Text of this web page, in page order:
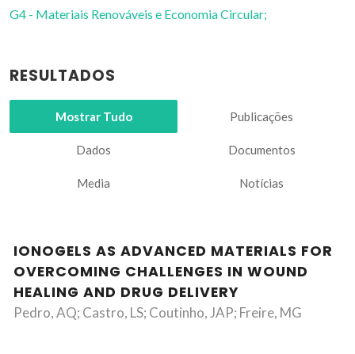
G4 - Materiais Renováveis e Economia Circular;
RESULTADOS
Mostrar Tudo Publicações
Dados Documentos
Media Notícias
IONOGELS AS ADVANCED MATERIALS FOR
OVERCOMING CHALLENGES IN WOUND
HEALING AND DRUG DELIVERY
Pedro, AQ; Castro, LS; Coutinho, JAP; Freire, MG